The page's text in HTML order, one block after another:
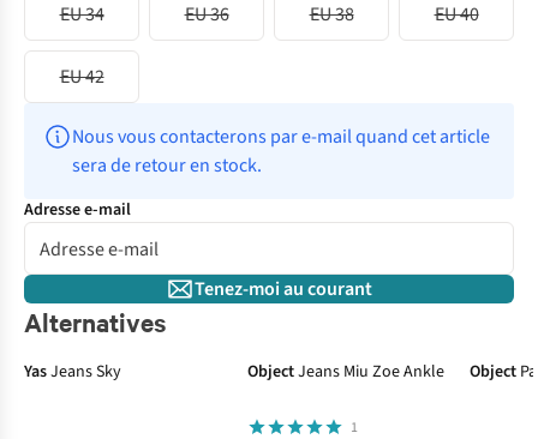
EU 34
EU 36 EU 38 EU 40
EU 42
Nous vous contacterons par e-mail quand cet article
sera de retour en stock.
Adresse e-mail
Tenez-moi au courant
Alternatives
YasJeans Sky ObjectJeans Miu Zoe Ankle
1
Object